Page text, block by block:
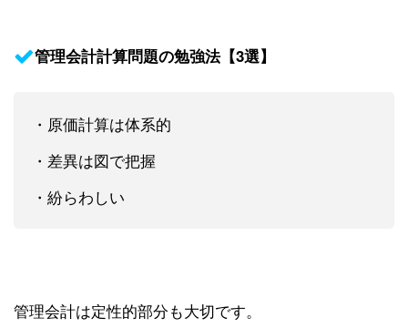
管理会計計算問題の勉強法【3選】
・原価計算は体系的
・差異は図で把握
・紛らわしい
管理会計は定性的部分も大切です。